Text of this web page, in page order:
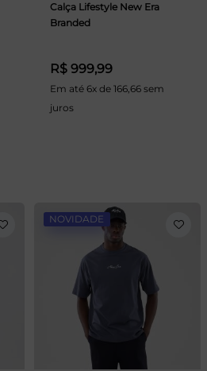
Calça Lifestyle New Era
Branded
R$ 999,99
Em até 6x de 166,66 sem
juros
NOVIDADE